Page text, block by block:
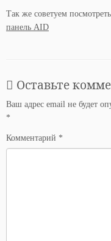
Так же советуем посмотреть
панель AID
Оставьте
Ваш адрес email не будет
*
Комментарий *